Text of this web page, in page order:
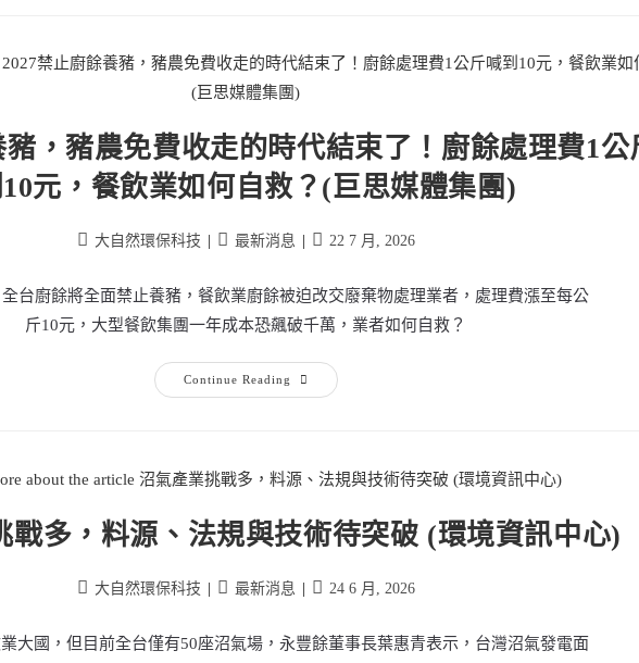
豬，豬農免費收走的時代結束了！廚餘處理費1公
元，餐飲業如何自救？(巨思媒體集團)
大自然環保科技 最新消息 22 7 月, 2026
全台廚餘將全面禁止養豬，餐飲業廚餘被迫改交廢棄物處理業者，處理費漲至每公
斤10元，大型餐飲集團一年成本恐飆破千萬，業者如何自救？
Continue Reading
戰多，料源、法規與技術待突破 (環境資訊中心)
大自然環保科技 最新消息 24 6 月, 2026
大國，但目前全台僅有50座沼氣場，永豐餘董事長葉惠青表示，台灣沼氣發電面